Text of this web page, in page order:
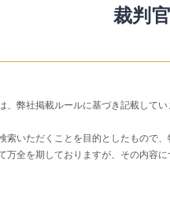
裁判
、弊社掲載ルールに基づき記載して
索いただくことを目的としたもので
全を期しておりますが、その内容に